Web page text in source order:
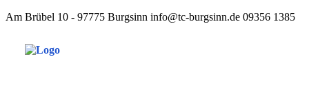
Am Brübel 10 - 97775 Burgsinn info@tc-burgsinn.de 09356 1385